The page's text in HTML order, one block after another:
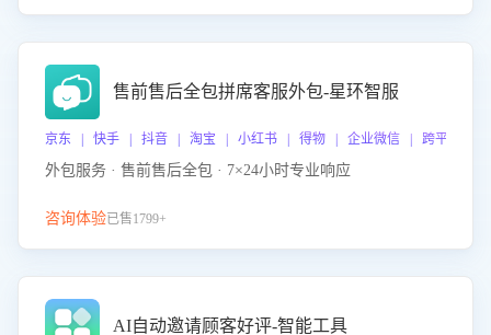
售前售后全包拼席客服外包-星环智服
京东 | 快手 | 抖音 | 淘宝 | 小红书 | 得物 | 企业微信 | 跨平台
外包服务 · 售前售后全包 · 7×24小时专业响应
咨询体验已售1799+
AI自动邀请顾客好评-智能工具